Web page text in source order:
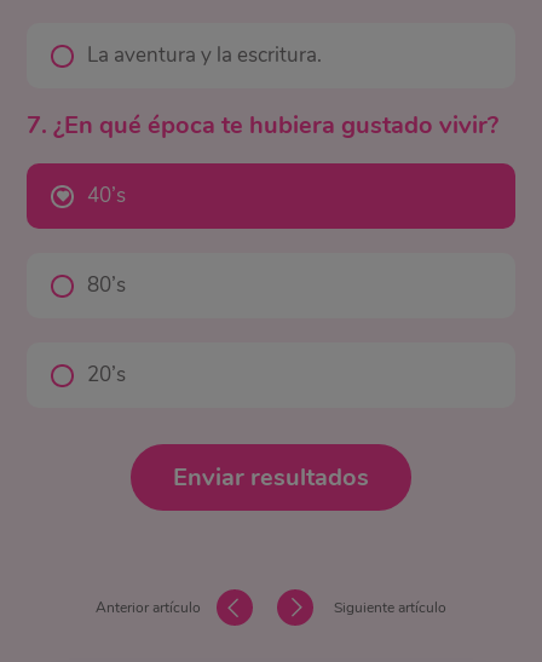
La aventura y la escritura.
7. ¿En qué época te hubiera gustado vivir?
40’s
80’s
20’s
Enviar resultados
Anterior artículo Siguiente artículo